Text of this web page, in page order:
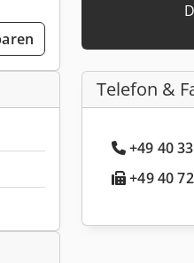
Telefon &
+49 40
+49 40